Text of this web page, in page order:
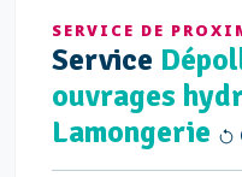
SERVICE DE
Service
ouvrages
Lamongerie